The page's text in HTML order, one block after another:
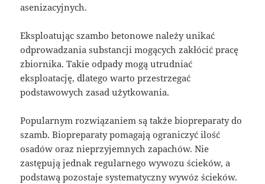
asenizacyjnych.
Eksploatując szambo betonowe należy unikać
odprowadzania substancji mogących zakłócić pracę
zbiornika. Takie odpady mogą utrudniać
eksploatację, dlatego warto przestrzegać
podstawowych zasad użytkowania.
Popularnym rozwiązaniem są także biopreparaty do
szamb. Biopreparaty pomagają ograniczyć ilość
osadów oraz nieprzyjemnych zapachów. Nie
zastępują jednak regularnego wywozu ścieków, a
podstawą pozostaje systematyczny wywóz ścieków.